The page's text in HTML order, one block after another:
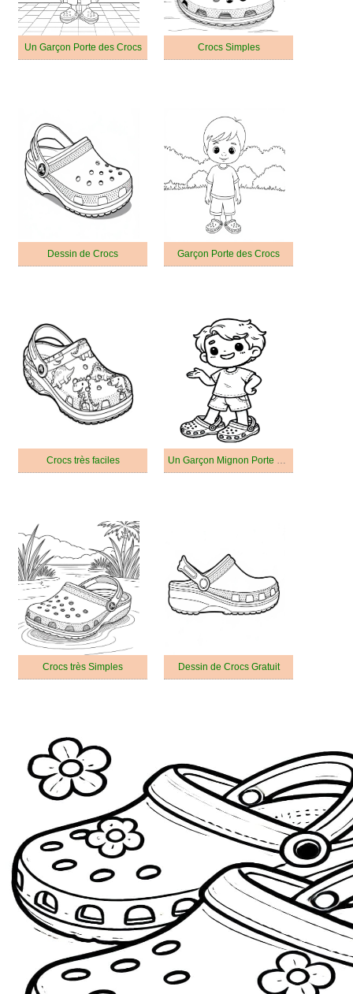
Un Garçon Porte des Crocs Crocs Simples
Dessin de Crocs Garçon Porte des Crocs
Crocs très faciles Un Garçon Mignon Porte des Crocs
Crocs très Simples Dessin de Crocs Gratuit